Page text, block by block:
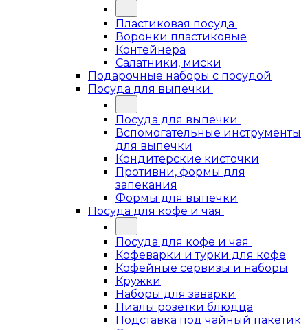
Пластиковая посуда
Воронки пластиковые
Контейнера
Салатники, миски
Подарочные наборы с посудой
Посуда для выпечки
Посуда для выпечки
Вспомогательные инструменты
для выпечки
Кондитерские кисточки
Противни, формы для
запекания
Формы для выпечки
Посуда для кофе и чая
Посуда для кофе и чая
Кофеварки и турки для кофе
Кофейные сервизы и наборы
Кружки
Наборы для заварки
Пиалы розетки блюдца
Подставка под чайный пакетик